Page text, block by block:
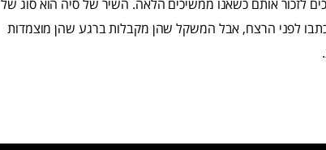
לזכור אותם כשאנו ממשיכים הלאה. השיר של סיה הוא סוג של
לפני הרצח, אבל המשקל שהן מקבלות ברגע שהן מוצמדות